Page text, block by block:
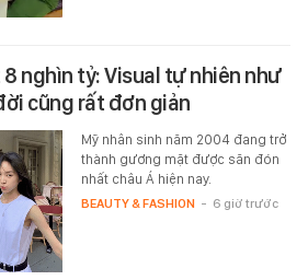
nghìn tỷ: Visual tự nhiên như
cũng rất đơn giản
Mỹ nhân sinh năm 2004 đang trở
thành gương mặt được săn đón
nhất châu Á hiện nay.
BEAUTY & FASHION - 6 giờ trước